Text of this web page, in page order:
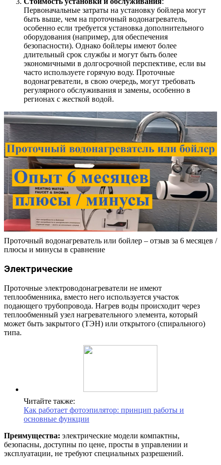
Первоначальные затраты на установку бойлера могут
быть выше, чем на проточный водонагреватель,
особенно если требуется установка дополнительного
оборудования (например, для обеспечения
безопасности). Однако бойлеры имеют более
длительный срок службы и могут быть более
экономичными в долгосрочной перспективе, если вы
часто используете горячую воду. Проточные
водонагреватели, в свою очередь, могут требовать
регулярного обслуживания и замены, особенно в
регионах с жесткой водой.
Проточный водонагреватель или бойлер – отзыв за 6 месяцев /
плюсы и минусы в сравнение
Электрические
Проточные электроводонагреватели не имеют
теплообменника, вместо него используется участок
подающего трубопровода. Нагрев воды происходит через
теплообменный узел нагревательного элемента, который
может быть закрытого (ТЭН) или открытого (спирального)
типа.
Читайте также:
Как работает фотоэпилятор: принцип работы и
основные функции
Преимущества: электрические модели компактны,
безопасны, доступны по цене, просты в управлении и
эксплуатации, не требуют специальных разрешений.